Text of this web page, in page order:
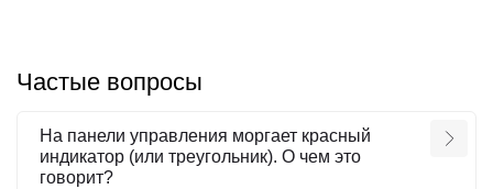
Частые вопросы
На панели управления моргает красный
индикатор (или треугольник). О чем это
говорит?